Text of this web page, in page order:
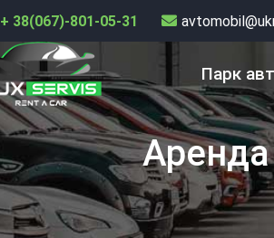
+ 38(067)-801-05-31
Парк